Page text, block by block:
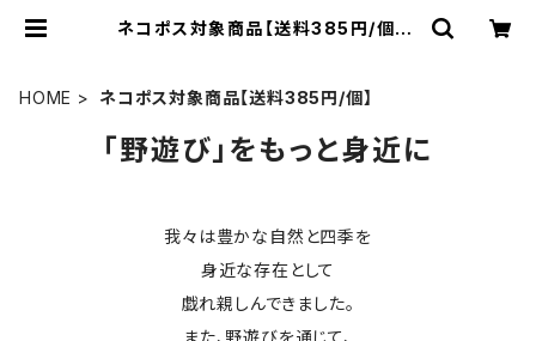
ネコポス対象商品【送料385円/個】 |
HOME ネコポス対象商品【送料385円/個】
「野遊び」をもっと身近に
我々は豊かな自然と四季を
身近な存在として
戯れ親しんできました。
また、野遊びを通じて、